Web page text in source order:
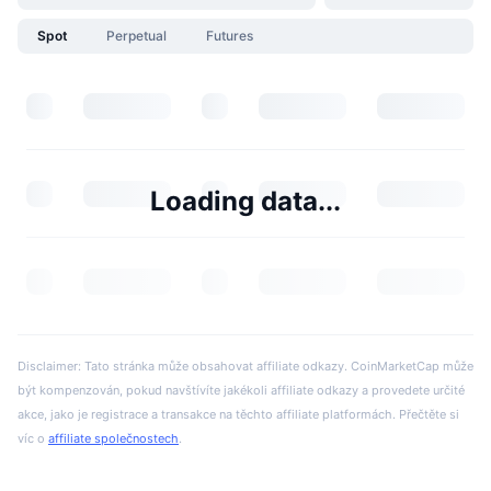
Spot Perpetual Futures
Loading data...
Disclaimer: Tato stránka může obsahovat affiliate odkazy. CoinMarketCap může
být kompenzován, pokud navštívíte jakékoli affiliate odkazy a provedete určité
akce, jako je registrace a transakce na těchto affiliate platformách. Přečtěte si
víc o affiliate společnostech